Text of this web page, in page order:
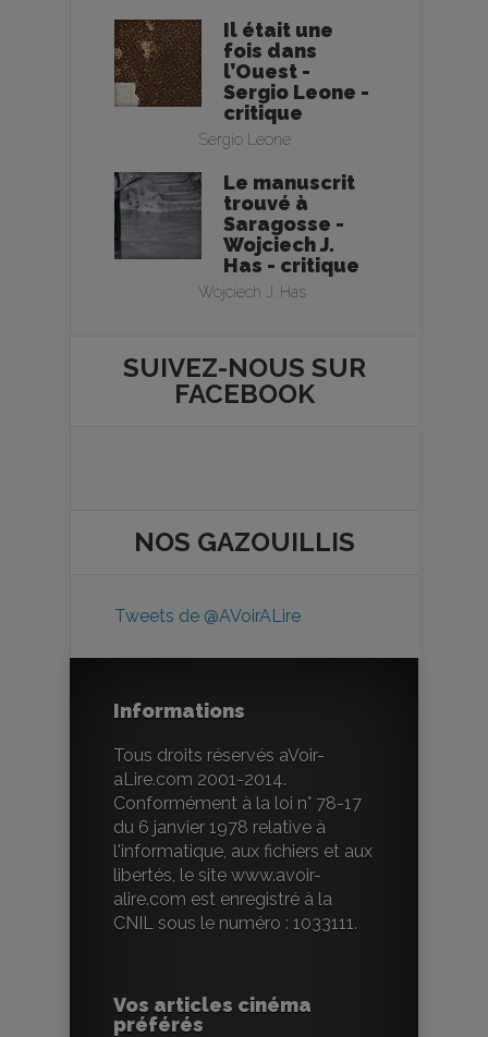
Il était une
fois dans
l’Ouest -
Sergio Leone -
critique
Sergio Leone
Le manuscrit
trouvé à
Saragosse -
Wojciech J.
Has - critique
Wojciech J. Has
SUIVEZ-NOUS SUR
FACEBOOK
NOS GAZOUILLIS
Tweets de @AVoirALire
Informations
Tous droits réservés aVoir-
aLire.com 2001-2014.
Conformément à la loi n° 78-17
du 6 janvier 1978 relative à
l'informatique, aux fichiers et aux
libertés, le site www.avoir-
alire.com est enregistré à la
CNIL sous le numéro : 1033111.
Vos articles cinéma
préférés